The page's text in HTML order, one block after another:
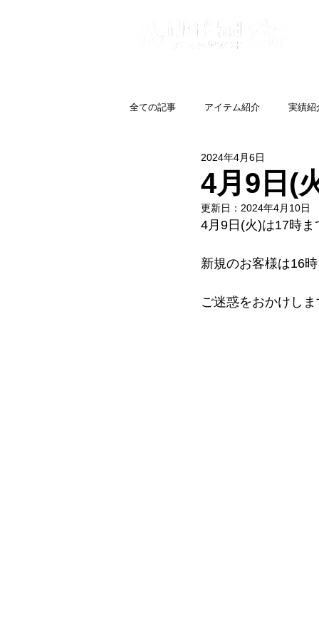
全ての記事 アイテム紹介 実績紹
4月9日(
2024年4月6日
更新日： 2024年4月10日
4月9日(火)は17時
新規のお客様は16
ご迷惑をおかけし